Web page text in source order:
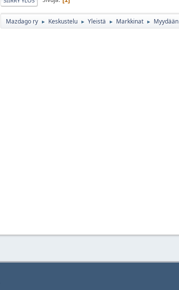
Mazdago ry ► Keskustelu ► Yleistä ► Markkinat ► Myydään